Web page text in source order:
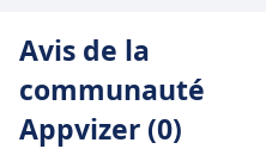
Avis de la
communauté
Appvizer (0)